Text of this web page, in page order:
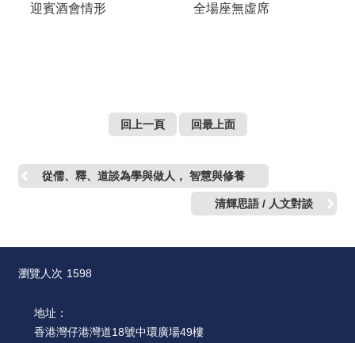
迎賓酒會情形 全場座無虛席
回上一頁 回最上面
從儒、釋、道談為學與做人， 智慧與修養
清輝思語 / 人文對談
瀏覽人次 1598
地址：
香港灣仔港灣道18號中環廣場49樓